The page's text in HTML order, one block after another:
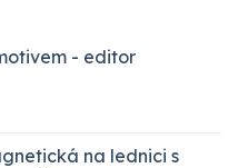
- editor
na lednici s